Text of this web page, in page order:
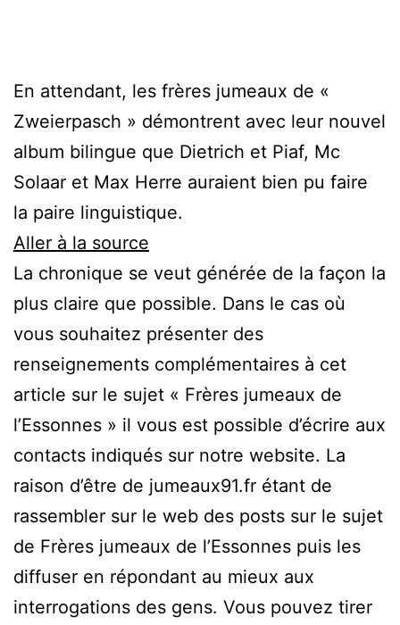
En attendant, les frères jumeaux de «
Zweierpasch » démontrent avec leur nouvel
album bilingue que Dietrich et Piaf, Mc
Solaar et Max Herre auraient bien pu faire
la paire linguistique.
Aller à la source
La chronique se veut générée de la façon la
plus claire que possible. Dans le cas où
vous souhaitez présenter des
renseignements complémentaires à cet
article sur le sujet « Frères jumeaux de
l’Essonnes » il vous est possible d’écrire aux
contacts indiqués sur notre website. La
raison d’être de jumeaux91.fr étant de
rassembler sur le web des posts sur le sujet
de Frères jumeaux de l’Essonnes puis les
diffuser en répondant au mieux aux
interrogations des gens. Vous pouvez tirer